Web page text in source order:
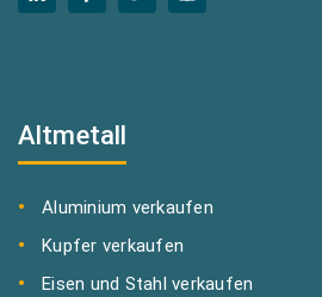
Altmetall
Aluminium verkaufen
Kupfer verkaufen
Eisen und Stahl verkaufen